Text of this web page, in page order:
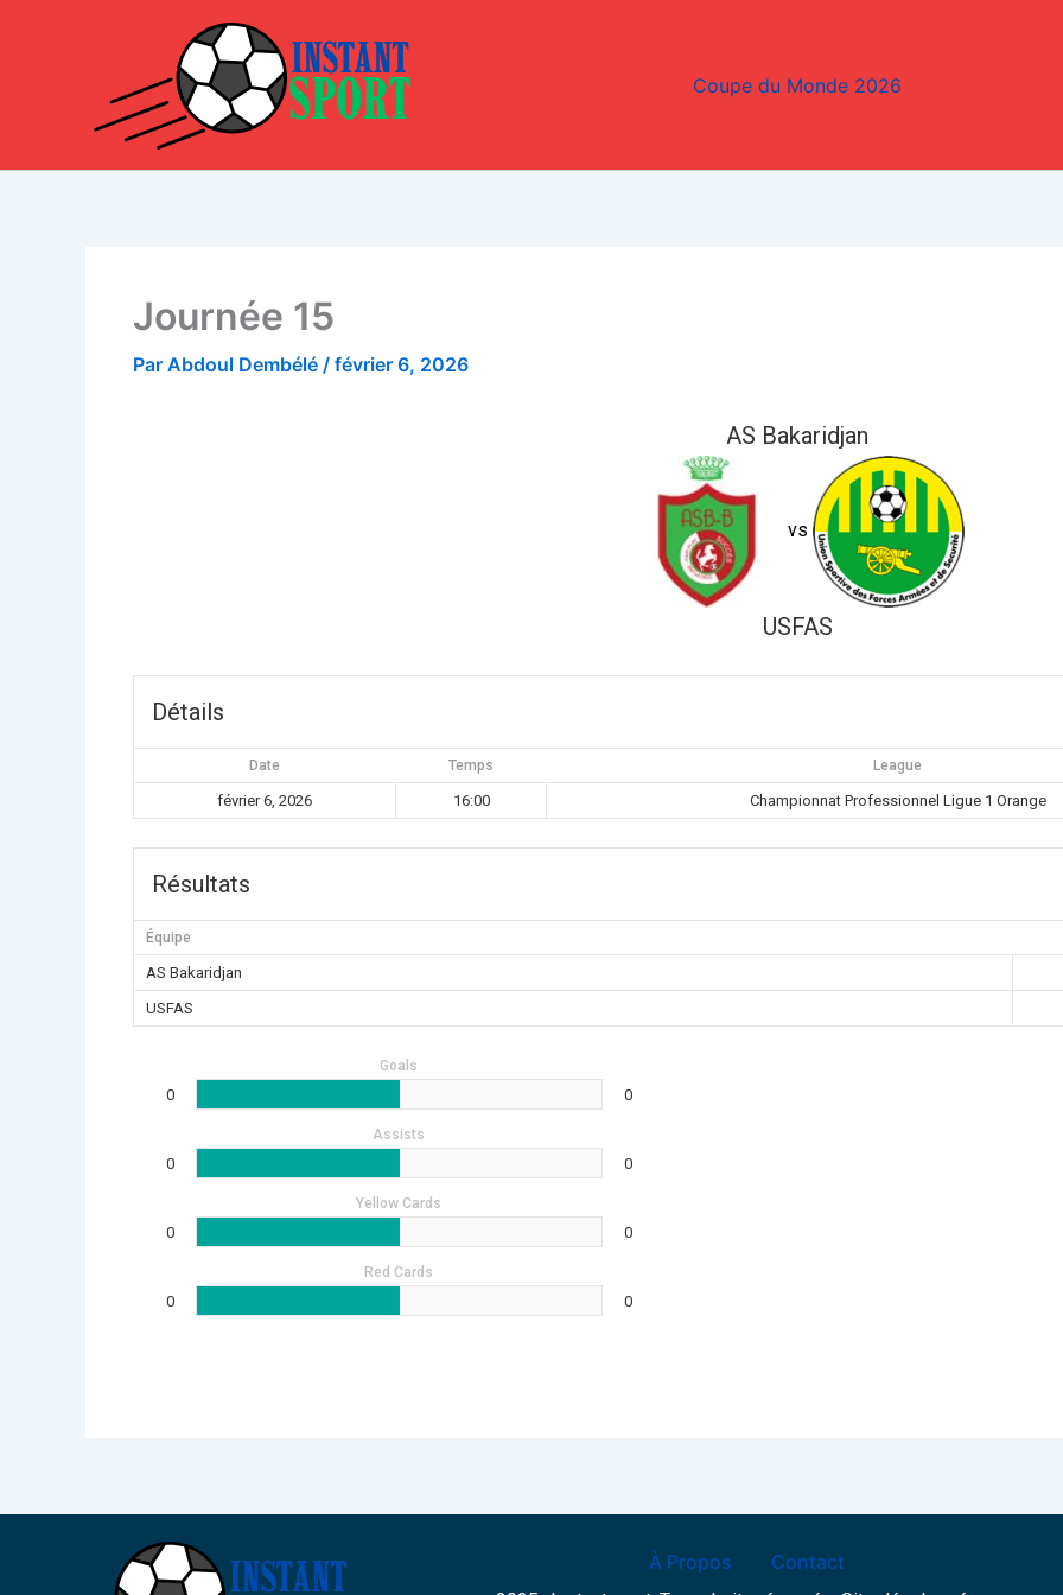
Coupe du Monde 2026
Journée 15
Par Abdoul Dembélé / février 6, 2026
AS Bakaridjan
vs
USFAS
Détails
Date Temps League
février 6, 2026 16:00 Championnat Professionnel Ligue 1 Orange
Résultats
Équipe
AS Bakaridjan
USFAS
Goals
0 0
Assists
0 0
Yellow Cards
0 0
Red Cards
0 0
À Propos Contact